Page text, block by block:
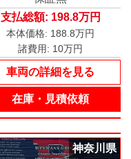
支払総額: 198.8万円
本体価格: 188.8万円
諸費用: 10万円
車両の詳細を見る
在庫・見積依頼
神奈川県